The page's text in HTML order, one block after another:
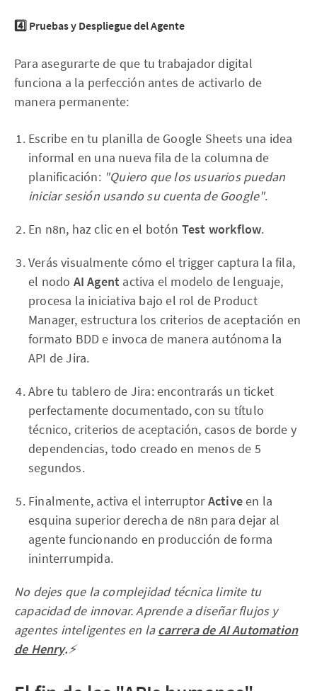
4️⃣ Pruebas y Despliegue del Agente
Para asegurarte de que tu trabajador digital
funciona a la perfección antes de activarlo de
manera permanente:
Escribe en tu planilla de Google Sheets una idea
informal en una nueva fila de la columna de
planificación: "Quiero que los usuarios puedan
iniciar sesión usando su cuenta de Google".
En n8n, haz clic en el botón Test workflow.
Verás visualmente cómo el trigger captura la fila,
el nodo AI Agent activa el modelo de lenguaje,
procesa la iniciativa bajo el rol de Product
Manager, estructura los criterios de aceptación en
formato BDD e invoca de manera autónoma la
API de Jira.
Abre tu tablero de Jira: encontrarás un ticket
perfectamente documentado, con su título
técnico, criterios de aceptación, casos de borde y
dependencias, todo creado en menos de 5
segundos.
Finalmente, activa el interruptorActiveen la
esquina superior derecha de n8n para dejar al
agente funcionando en producción de forma
ininterrumpida.
No dejes que la complejidad técnica limite tu
capacidad de innovar. Aprende a diseñar flujos y
agentes inteligentes en lacarrera de AI Automation
de Henry.⚡